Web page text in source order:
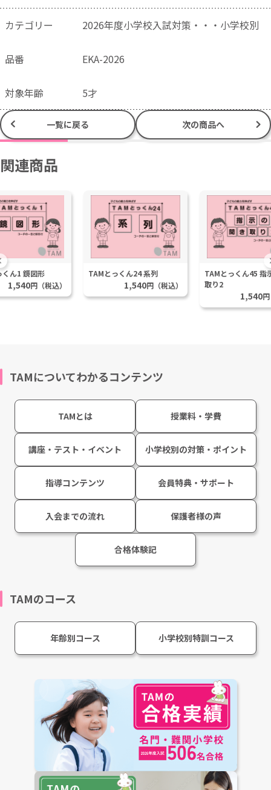
カテゴリー 2026年度小学校入試対策・・・小学校別
品番 EKA-2026
対象年齢 5才
一覧に戻る 次の商品へ
関連商品
ん1 鏡図形
1,540円（税込）
TAMとっくん24 系列
1,540円（税込）
TAMとっくん45 指
取り2
1,540
TAMについてわかるコンテンツ
TAMとは 授業料・学費
講座・テスト・イベント 小学校別の対策・ポイント
指導コンテンツ 会員特典・サポート
入会までの流れ 保護者様の声
合格体験記
TAMのコース
年齢別コース 小学校別特訓コース